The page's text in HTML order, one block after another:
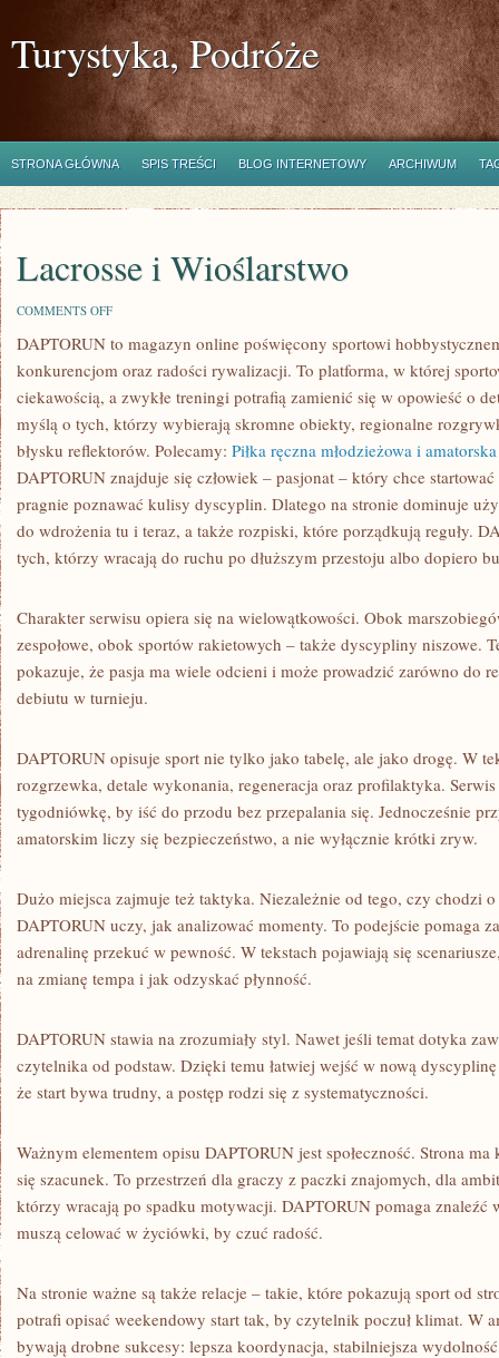
Turystyka, Podróże
STRONA GŁÓWNA SPIS TREŚCI BLOG INTERNETOWY ARCHIWUM
Lacrosse i Wioślarstwo
COMMENTS OFFON
I
WIOŚLARSTWO
DAPTORUN to magazyn online poświęcony sportowi
konkurencjom oraz radości rywalizacji. To platforma, w której
ciekawością, a zwykłe treningi potrafią zamienić się w opowieść o
myślą o tych, którzy wybierają skromne obiekty, regionalne
błysku reflektorów. Polecamy: Piłka ręczna młodzieżowa i amatorska
DAPTORUN znajduje się człowiek – pasjonat – który chce
pragnie poznawać kulisy dyscyplin. Dlatego na stronie dominuje
do wdrożenia tu i teraz, a także rozpiski, które porządkują reguły.
tych, którzy wracają do ruchu po dłuższym przestoju albo dopiero
Charakter serwisu opiera się na wielowątkowości. Obok
zespołowe, obok sportów rakietowych – także dyscypliny niszowe.
pokazuje, że pasja ma wiele odcieni i może prowadzić zarówno do
debiutu w turnieju.
DAPTORUN opisuje sport nie tylko jako tabelę, ale jako drogę. W
rozgrzewka, detale wykonania, regeneracja oraz profilaktyka.
tygodniówkę, by iść do przodu bez przepalania się. Jednocześnie
amatorskim liczy się bezpieczeństwo, a nie wyłącznie krótki zryw.
Dużo miejsca zajmuje też taktyka. Niezależnie od tego, czy chodzi
DAPTORUN uczy, jak analizować momenty. To podejście pomaga
adrenalinę przekuć w pewność. W tekstach pojawiają się
na zmianę tempa i jak odzyskać płynność.
DAPTORUN stawia na zrozumiały styl. Nawet jeśli temat dotyka
czytelnika od podstaw. Dzięki temu łatwiej wejść w nową
że start bywa trudny, a postęp rodzi się z systematyczności.
Ważnym elementem opisu DAPTORUN jest społeczność. Strona
się szacunek. To przestrzeń dla graczy z paczki znajomych, dla
którzy wracają po spadku motywacji. DAPTORUN pomaga znaleźć
muszą celować w życiówki, by czuć radość.
Na stronie ważne są także relacje – takie, które pokazują sport od
potrafi opisać weekendowy start tak, by czytelnik poczuł klimat. W
bywają drobne sukcesy: lepsza koordynacja, stabilniejsza